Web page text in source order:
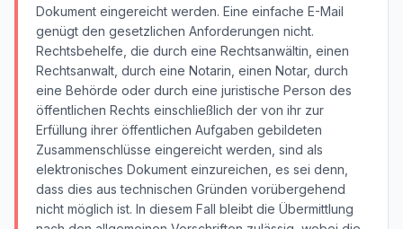
Dokument eingereicht werden. Eine einfache E-Mail
genügt den gesetzlichen Anforderungen nicht.
Rechtsbehelfe, die durch eine Rechtsanwältin, einen
Rechtsanwalt, durch eine Notarin, einen Notar, durch
eine Behörde oder durch eine juristische Person des
öffentlichen Rechts einschließlich der von ihr zur
Erfüllung ihrer öffentlichen Aufgaben gebildeten
Zusammenschlüsse eingereicht werden, sind als
elektronisches Dokument einzureichen, es sei denn,
dass dies aus technischen Gründen vorübergehend
nicht möglich ist. In diesem Fall bleibt die Übermittlung